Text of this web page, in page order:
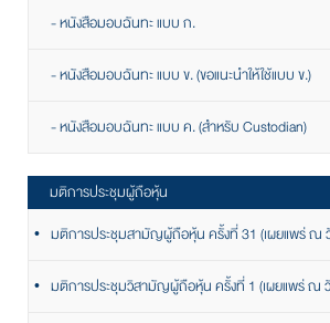
- หนังสือมอบฉันทะ แบบ ก.
- หนังสือมอบฉันทะ แบบ ข. (ขอแนะนำให้ใช้แบบ ข.)
- หนังสือมอบฉันทะ แบบ ค. (สำหรับ Custodian)
มติการประชุมผู้ถือหุ้น
มติการประชุมสามัญผู้ถือหุ้น ครั้งที่ 31 (เผยแพร่ ณ
มติการประชุมวิสามัญผู้ถือหุ้น ครั้งที่ 1 (เผยแพร่ ณ